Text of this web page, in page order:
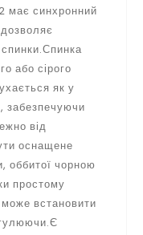
має синхронний
або сірого
як у
забезпечуючи
від
оснащене
оббитої чорною
простому
встановити